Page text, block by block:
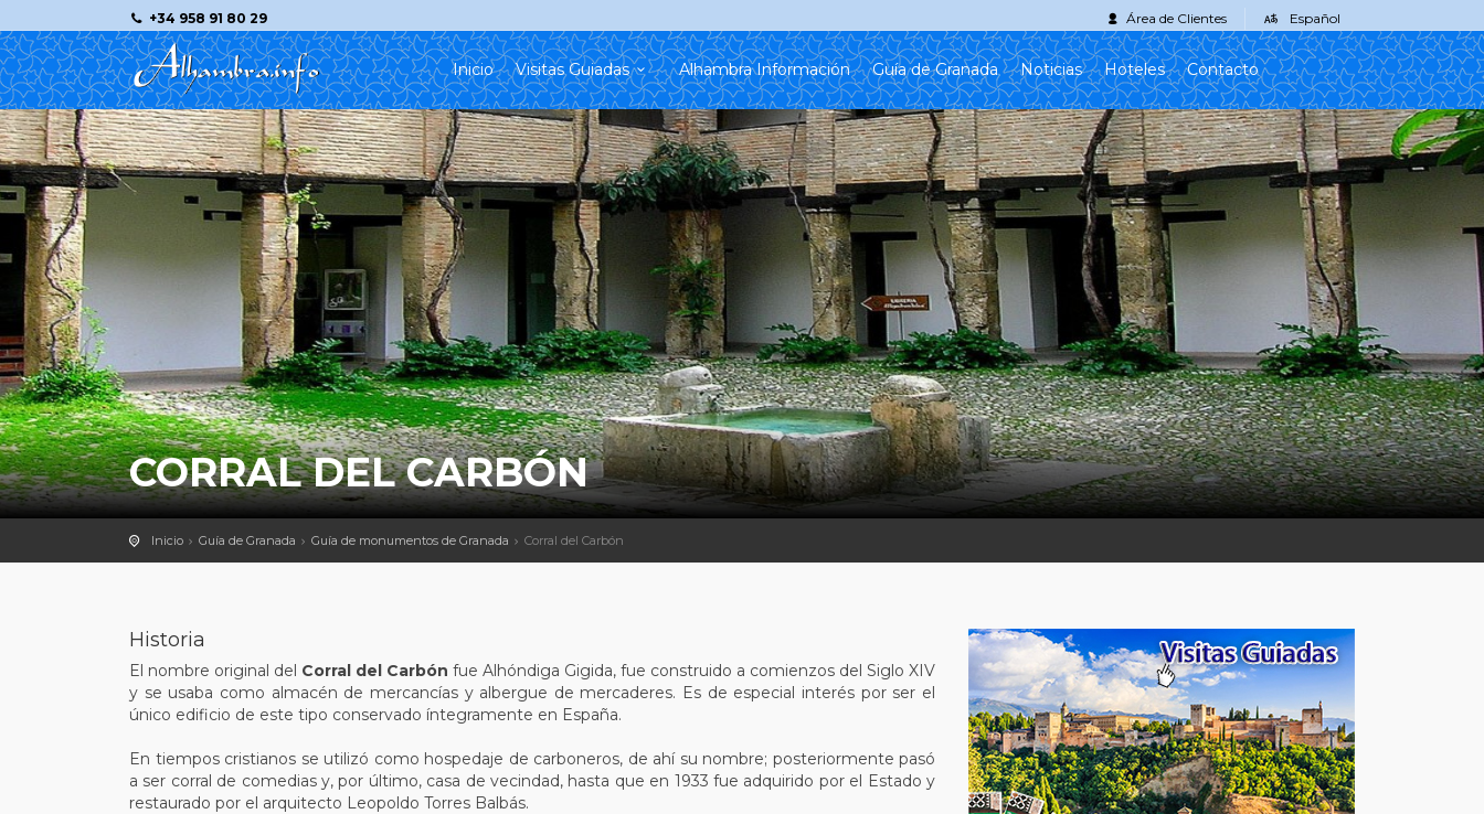
+34 958 91 80 29 Área de Clientes Español
Inicio Visitas Guiadas Alhambra Información Guía de Granada Noticias Hoteles Contacto
CORRAL DEL CARBÓN
Inicio Guía de Granada Guía de monumentos de Granada Corral del Carbón
Historia
El nombre original del Corral del Carbón fue Alhóndiga Gigida, fue construido a comienzos del Siglo XIV
y se usaba como almacén de mercancías y albergue de mercaderes. Es de especial interés por ser el
único edificio de este tipo conservado íntegramente en España.
En tiempos cristianos se utilizó como hospedaje de carboneros, de ahí su nombre; posteriormente pasó
a ser corral de comedias y, por último, casa de vecindad, hasta que en 1933 fue adquirido por el Estado y
restaurado por el arquitecto Leopoldo Torres Balbás.